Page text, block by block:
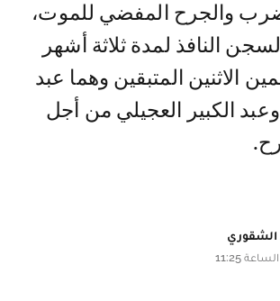
والجرح المفضي للموت،
النافذ لمدة ثلاثة أشهر
الاثنين المتبقين وهما عبد
الكبير العجيلي من أجل
الشقوري